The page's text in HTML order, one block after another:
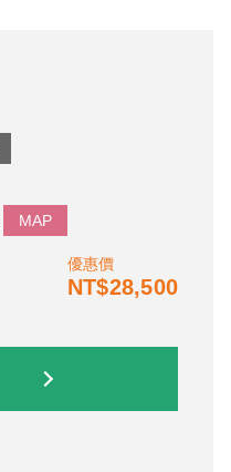
MAP
優惠價
NT$28,500